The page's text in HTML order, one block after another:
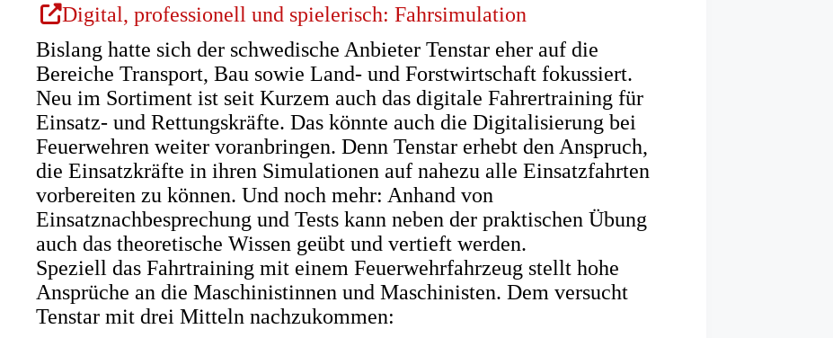
(Öffnet
in
einem
neuen
Tab)
Digital, professionell und spielerisch: Fahrsimulation
Bislang hatte sich der schwedische Anbieter Tenstar eher auf die
Bereiche Transport, Bau sowie Land- und Forstwirtschaft fokussiert.
Neu im Sortiment ist seit Kurzem auch das digitale Fahrertraining für
Einsatz- und Rettungskräfte. Das könnte auch die Digitalisierung bei
Feuerwehren weiter voranbringen. Denn Tenstar erhebt den Anspruch,
die Einsatzkräfte in ihren Simulationen auf nahezu alle Einsatzfahrten
vorbereiten zu können. Und noch mehr: Anhand von
Einsatznachbesprechung und Tests kann neben der praktischen Übung
auch das theoretische Wissen geübt und vertieft werden.
Speziell das Fahrtraining mit einem Feuerwehrfahrzeug stellt hohe
Ansprüche an die Maschinistinnen und Maschinisten. Dem versucht
Tenstar mit drei Mitteln nachzukommen: